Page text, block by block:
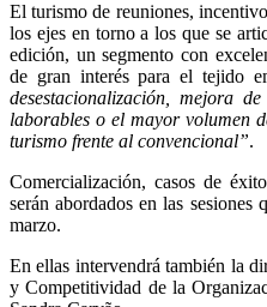
El turismo de reuniones,
los ejes en torno a los que se
edición, un segmento con
de gran interés para el tejido
desestacionalización, mejora
laborables o el mayor volumen
turismo frente al convencional”.
Comercialización, casos de
serán abordados en las
marzo.
En ellas intervendrá también la
y Competitividad de la